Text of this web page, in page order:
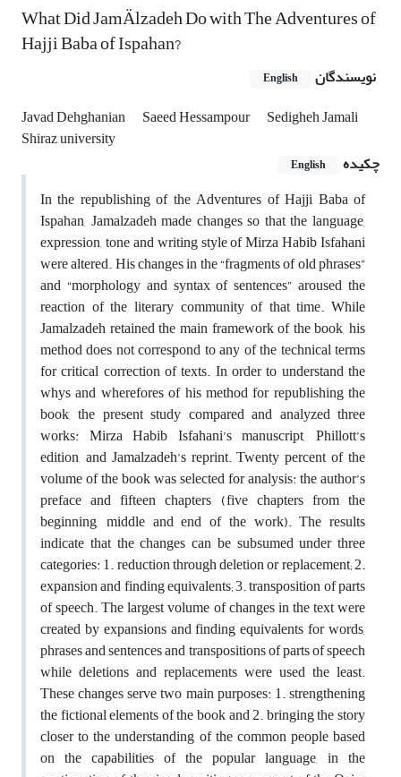
What Did JamÄlzadeh Do with The Adventures of
Hajji Baba of Ispahan?
نویسندگان English
Javad Dehghanian Saeed Hessampour
Sedigheh Jamali
Shiraz university
چکیده
English
In the republishing of the Adventures of Hajji Baba of
Ispahan, Jamalzadeh made changes so that the language,
expression, tone and writing style of Mirza Habib Isfahani
were altered. His changes in the “fragments of old phrases”
and “morphology and syntax of sentences” aroused the
reaction of the literary community of that time. While
Jamalzadeh retained the main framework of the book, his
method does not correspond to any of the technical terms
for critical correction of texts. In order to understand the
whys and wherefores of his method for republishing the
book, the present study compared and analyzed three
works: Mirza Habib Isfahani’s manuscript, Phillott’s
edition, and Jamalzadeh’s reprint. Twenty percent of the
volume of the book was selected for analysis: the author’s
preface and fifteen chapters (five chapters from the
beginning, middle and end of the work). The results
indicate that the changes can be subsumed under three
categories: 1. reduction through deletion or replacement; 2.
expansion and finding equivalents; 3. transposition of parts
of speech. The largest volume of changes in the text were
created by expansions and finding equivalents for words,
phrases and sentences and transpositions of parts of speech
while deletions and replacements were used the least.
These changes serve two main purposes: 1. strengthening
the fictional elements of the book and 2. bringing the story
closer to the understanding of the common people based
on the capabilities of the popular language, in the